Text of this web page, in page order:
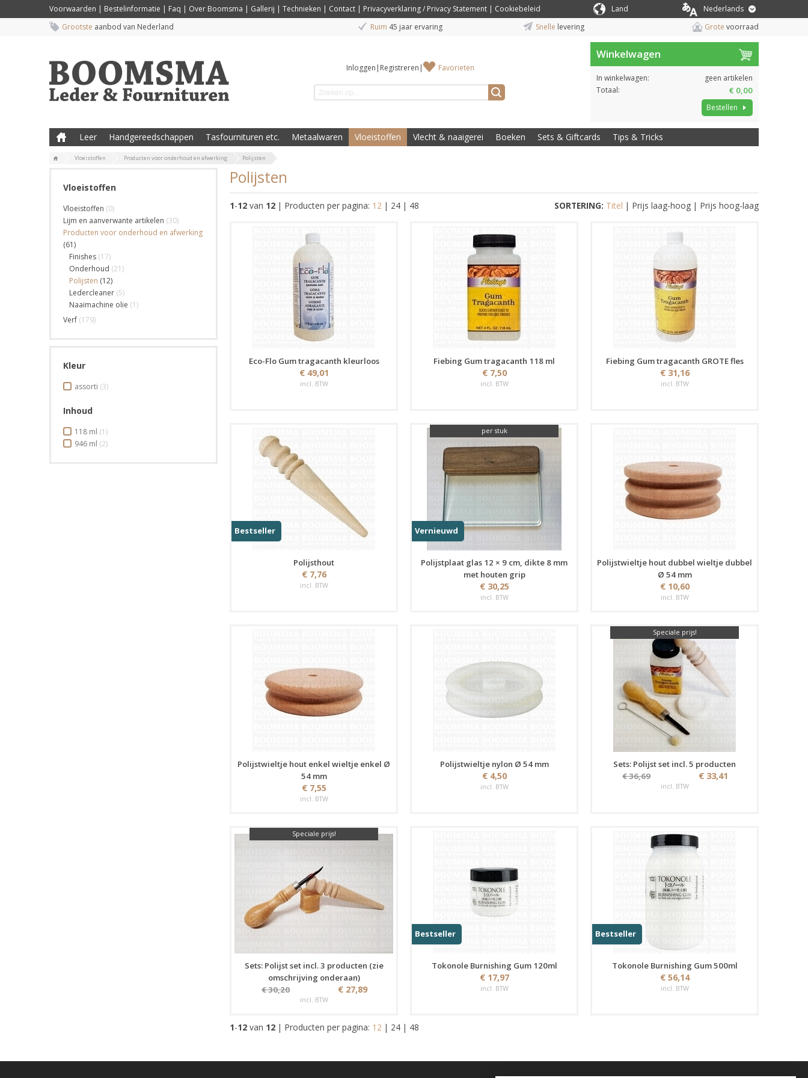
Voorwaarden | Bestelinformatie | Faq | Over Boomsma | Gallerij | Technieken | Contact | Privacyverklaring / Privacy Statement | Cookiebeleid Land
Nederlands
Grootste aanbod van Nederland Ruim 45 jaar ervaring Snelle levering Grote voorraad
Inloggen | Registreren | Favorieten
Winkelwagen
In winkelwagen:
geen artikelen
Totaal:
€ 0,00
Bestellen
Leer Handgereedschappen Tasfournituren etc. Metaalwaren Vloeistoffen Vlecht & naaigerei Boeken Sets & Giftcards Tips & Tricks
Vloeistoffen Producten voor onderhoud en afwerking Polijsten
Vloeistoffen
Vloeistoffen (0)
Lijm en aanverwante artikelen (30)
Producten voor onderhoud en afwerking
(61)
Finishes (17)
Onderhoud (21)
Polijsten (12)
Ledercleaner (5)
Naaimachine olie (1)
Verf (179)
Kleur
assorti (3)
Inhoud
118 ml (1)
946 ml (2)
Polijsten
1-12 van 12 | Producten per pagina: 12 | 24 | 48 SORTERING: Titel | Prijs laag-hoog | Prijs hoog-laag
Eco-Flo Gum tragacanth kleurloos
€ 49,01
incl. BTW
Fiebing Gum tragacanth 118 ml
€ 7,50
incl. BTW
Fiebing Gum tragacanth GROTE fles
€ 31,16
incl. BTW
Bestseller
Polijsthout
€ 7,76
incl. BTW
Vernieuwd
Polijstplaat glas 12 × 9 cm, dikte 8 mm
met houten grip
€ 30,25
incl. BTW
per stuk
Polijstwieltje hout dubbel wieltje dubbel
Ø 54 mm
€ 10,60
incl. BTW
Polijstwieltje hout enkel wieltje enkel Ø
54 mm
€ 7,55
incl. BTW
Polijstwieltje nylon Ø 54 mm
€ 4,50
incl. BTW
Sets: Polijst set incl. 5 producten
€ 36,69
€ 33,41
incl. BTW
Speciale prijs!
Sets: Polijst set incl. 3 producten (zie
omschrijving onderaan)
€ 30,20
€ 27,89
incl. BTW
Speciale prijs!
Bestseller
Tokonole Burnishing Gum 120ml
€ 17,97
incl. BTW
Bestseller
Tokonole Burnishing Gum 500ml
€ 56,14
incl. BTW
1-12 van 12 | Producten per pagina: 12 | 24 | 48